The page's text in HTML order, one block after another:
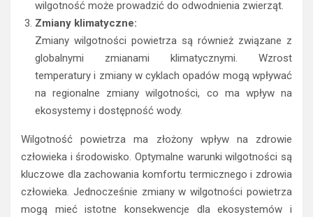
wilgotność może prowadzić do odwodnienia zwierząt.
Zmiany klimatyczne:
Zmiany wilgotności powietrza są również związane z
globalnymi zmianami klimatycznymi. Wzrost
temperatury i zmiany w cyklach opadów mogą wpływać
na regionalne zmiany wilgotności, co ma wpływ na
ekosystemy i dostępność wody.
Wilgotność powietrza ma złożony wpływ na zdrowie
człowieka i środowisko. Optymalne warunki wilgotności są
kluczowe dla zachowania komfortu termicznego i zdrowia
człowieka. Jednocześnie zmiany w wilgotności powietrza
mogą mieć istotne konsekwencje dla ekosystemów i